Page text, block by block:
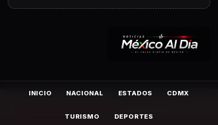
INICIO NACIONAL ESTADOS CDMX
TURISMO DEPORTES